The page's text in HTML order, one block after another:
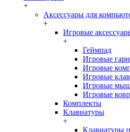
+
Аксессуары для
+
Игровые
+
Геймпад
Игровые
Игровые
Игровые
Игровые
Игровые
Комплекты
Клавиатуры
+
Клавиатуры